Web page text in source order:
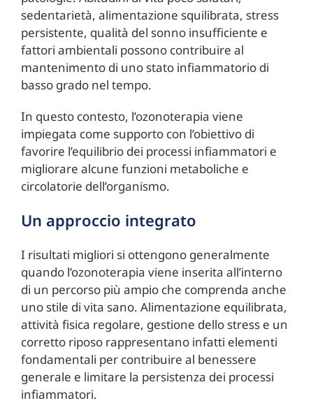
sedentarietà, alimentazione squilibrata, stress
persistente, qualità del sonno insufficiente e
fattori ambientali possono contribuire al
mantenimento di uno stato infiammatorio di
basso grado nel tempo.
In questo contesto, l’ozonoterapia viene
impiegata come supporto con l’obiettivo di
favorire l’equilibrio dei processi infiammatori e
migliorare alcune funzioni metaboliche e
circolatorie dell’organismo.
Un approccio integrato
I risultati migliori si ottengono generalmente
quando l’ozonoterapia viene inserita all’interno
di un percorso più ampio che comprenda anche
uno stile di vita sano. Alimentazione equilibrata,
attività fisica regolare, gestione dello stress e un
corretto riposo rappresentano infatti elementi
fondamentali per contribuire al benessere
generale e limitare la persistenza dei processi
infiammatori.